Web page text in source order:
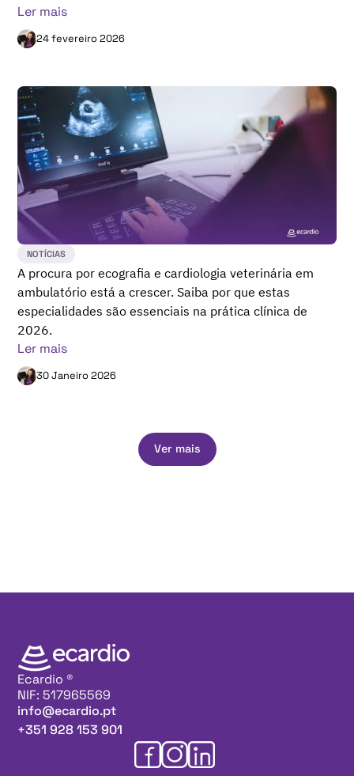
Ler mais
24 fevereiro 2026
NOTÍCIAS
A procura por ecografia e cardiologia veterinária em
ambulatório está a crescer. Saiba por que estas
especialidades são essenciais na prática clínica de
2026.
Ler mais
30 Janeiro 2026
Ver mais
Ecardio ®
NIF: 517965569
info@ecardio.pt
+351 928 153 901